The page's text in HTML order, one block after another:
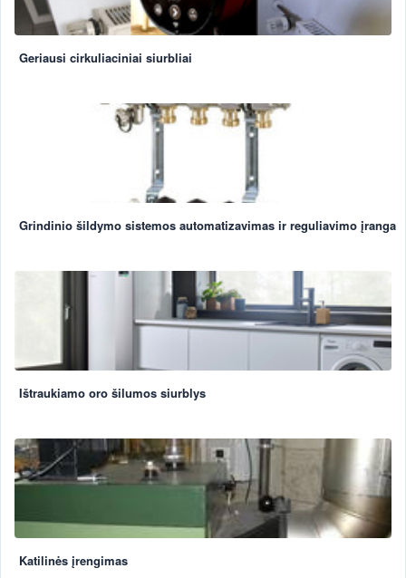
Geriausi cirkuliaciniai siurbliai
Grindinio šildymo sistemos automatizavimas ir reguliavimo įranga
Ištraukiamo oro šilumos siurblys
Katilinės įrengimas